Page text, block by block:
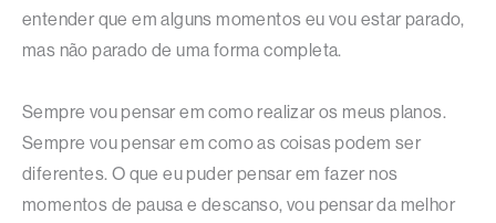
entender que em alguns momentos eu vou estar parado,
mas não parado de uma forma completa.
Sempre vou pensar em como realizar os meus planos.
Sempre vou pensar em como as coisas podem ser
diferentes. O que eu puder pensar em fazer nos
momentos de pausa e descanso, vou pensar da melhor